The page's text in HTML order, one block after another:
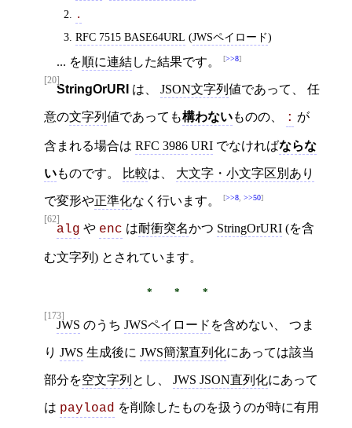
.
RFC 7515 BASE64URL (JWSペイロード)
... を順に連結した結果です。 >>8
[20]
StringOrURI は、 JSON文字列 値であって、 任
意の文字列 値であっても構わないものの、 : が
含まれる場合は RFC 3986 URI でなければならな
いものです。 比較は、 大文字・小文字区別あり
で変形や正準化なく行います。 >>8 >>50
[62]
alg や enc は耐衝突名かつ StringOrURI
む文字列) とされています。
[173]
JWS のうち JWSペイロード を含めない、 つま
り JWS 生成後に JWS簡潔直列化にあっては該当
部分を空文字列 とし、 JWS JSON直列化にあって
は payload を削除したものを扱うのが時に有用